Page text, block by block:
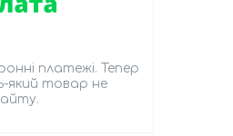
платежі. Тепер
який товар не